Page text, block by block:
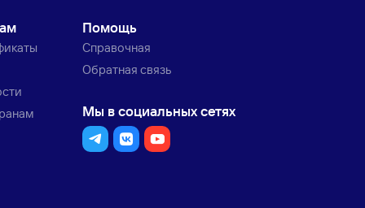
Помощь
Справочная
Обратная связь
Мы в социальных сетях